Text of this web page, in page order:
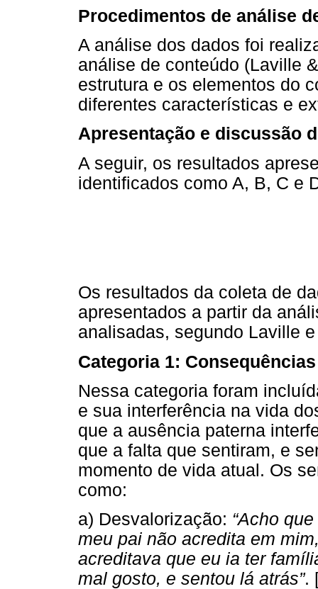
Procedimentos de análise
A análise dos dados foi
análise de conteúdo (Laville
estrutura e os elementos do
diferentes características e
Apresentação e discussão
A seguir, os resultados
identificados como A, B, C e
Os resultados da coleta de
apresentados a partir da
analisadas, segundo Laville
Categoria 1:
Nessa categoria foram
e sua interferência na vida
que a ausência paterna
que a falta que sentiram, e
momento de vida atual. Os
como:
a) Desvalorização: “Acho
meu pai não acredita em
acreditava que eu ia ter
mal gosto, e sentou lá atrás”.